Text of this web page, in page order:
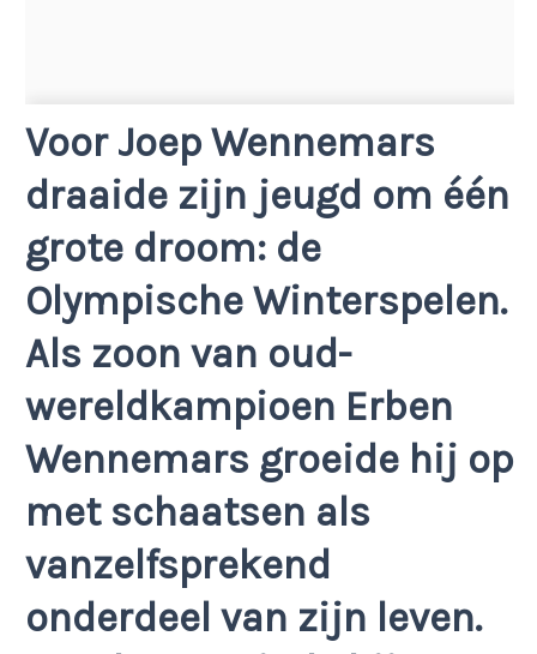
Voor Joep Wennemars
draaide zijn jeugd om één
grote droom: de
Olympische Winterspelen.
Als zoon van oud-
wereldkampioen Erben
Wennemars groeide hij op
met schaatsen als
vanzelfsprekend
onderdeel van zijn leven.